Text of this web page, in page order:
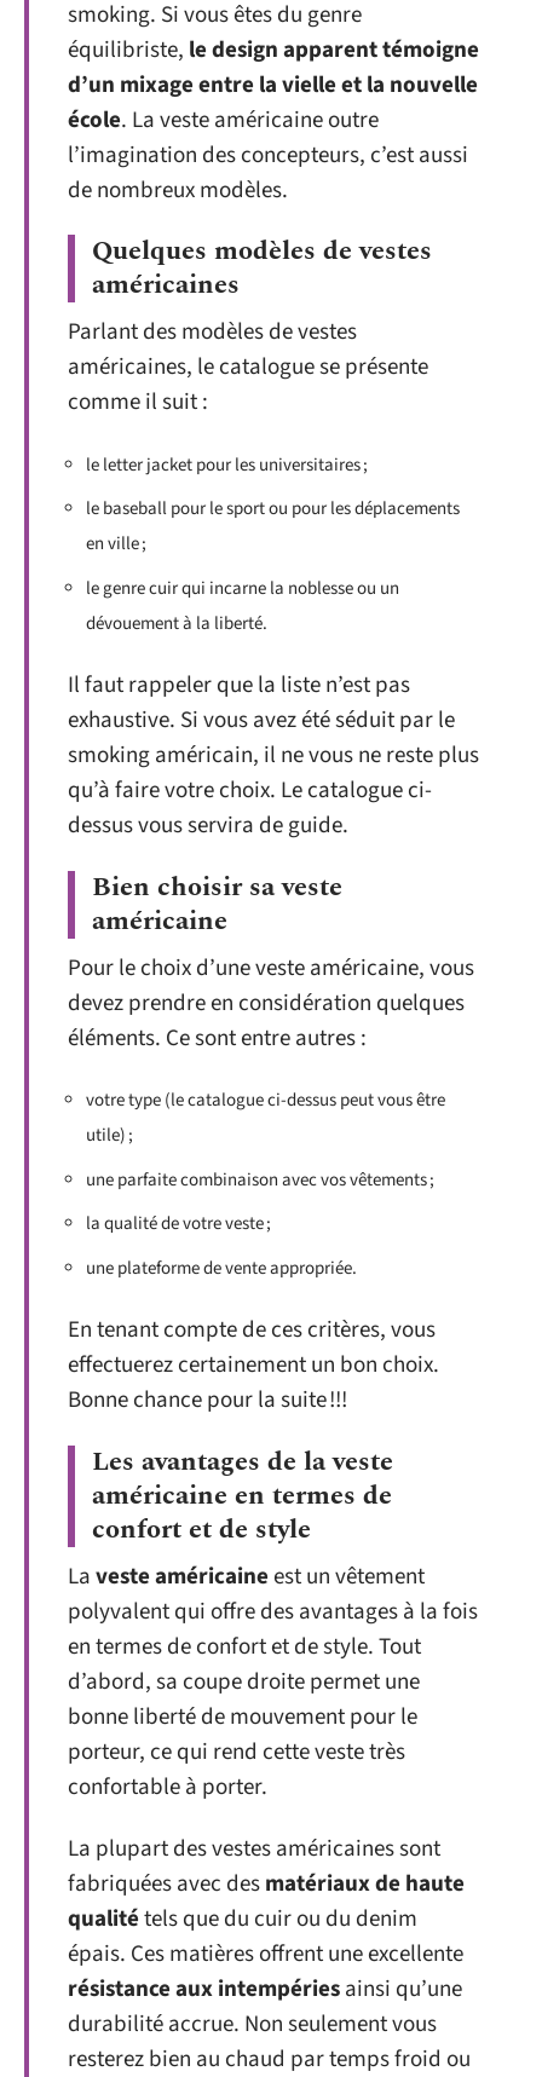
smoking. Si vous êtes du genre
équilibriste, le design apparent témoigne
d’un mixage entre la vielle et la nouvelle
école. La veste américaine outre
l’imagination des concepteurs, c’est aussi
de nombreux modèles.
Quelques modèles de vestes
américaines
Parlant des modèles de vestes
américaines, le catalogue se présente
comme il suit :
le letter jacket pour les universitaires ;
le baseball pour le sport ou pour les déplacements
en ville ;
le genre cuir qui incarne la noblesse ou un
dévouement à la liberté.
Il faut rappeler que la liste n’est pas
exhaustive. Si vous avez été séduit par le
smoking américain, il ne vous ne reste plus
qu’à faire votre choix. Le catalogue ci-
dessus vous servira de guide.
Bien choisir sa veste
américaine
Pour le choix d’une veste américaine, vous
devez prendre en considération quelques
éléments. Ce sont entre autres :
votre type (le catalogue ci-dessus peut vous être
utile) ;
une parfaite combinaison avec vos vêtements ;
la qualité de votre veste ;
une plateforme de vente appropriée.
En tenant compte de ces critères, vous
effectuerez certainement un bon choix.
Bonne chance pour la suite !!!
Les avantages de la veste
américaine en termes de
confort et de style
Laveste américaineest un vêtement
polyvalent qui offre des avantages à la fois
en termes de confort et de style. Tout
d’abord, sa coupe droite permet une
bonne liberté de mouvement pour le
porteur, ce qui rend cette veste très
confortable à porter.
La plupart des vestes américaines sont
fabriquées avec desmatériaux de haute
qualitétels que du cuir ou du denim
épais. Ces matières offrent une excellente
résistance aux intempériesainsi qu’une
durabilité accrue. Non seulement vous
resterez bien au chaud par temps froid ou